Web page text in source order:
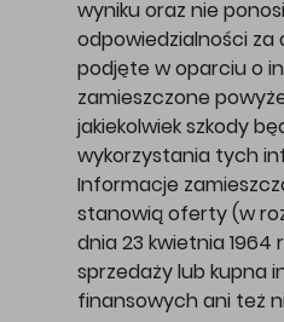
wyniku oraz nie
odpowiedzialności
podjęte w oparciu o
zamieszczone
jakiekolwiek szkody
wykorzystania tych
Informacje
stanowią oferty (w
dnia 23 kwietnia 1964
sprzedaży lub kupna
finansowych ani też